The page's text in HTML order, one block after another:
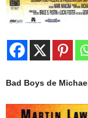
Bad Boys de